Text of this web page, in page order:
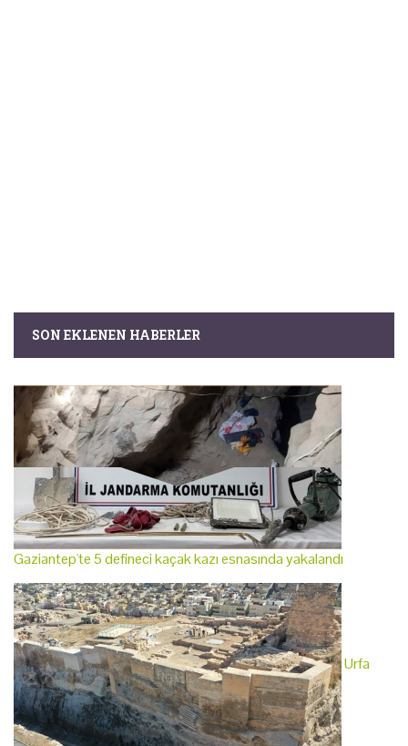
SON EKLENEN HABERLER
Gaziantep'te 5 defineci kaçak kazı esnasında yakalandı
Urfa